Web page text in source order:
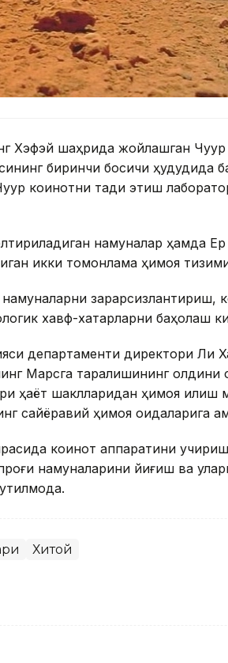
Хэфэй шаҳрида жойлашган Чуқур
биринчи босқичи ҳудудида
коинотни тадқиқ этиш
намуналар ҳамда
икки томонлама ҳимоя
намуналарни зарарсизлантириш,
хавф-хатарларни баҳолаш
департаменти директори Ли
Марсга тарқалишининг
ҳаёт шаклларидан ҳимоя қилиш
сайёравий ҳимоя қоидаларига
коинот аппаратини
намуналарини йиғиш ва
Хитой